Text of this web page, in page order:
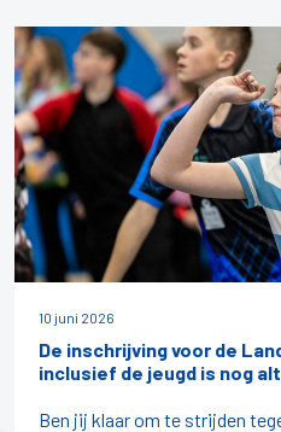
10 juni 2026
De inschrijving voor de
inclusief de jeugd is nog
Ben jij klaar om te strijden